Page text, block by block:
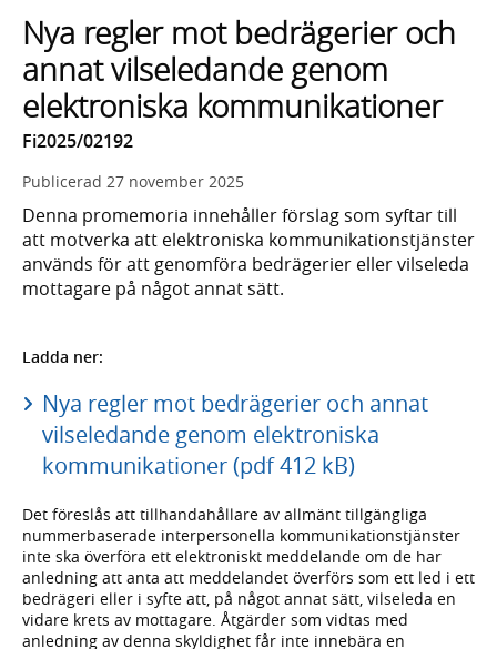
Nya regler mot bedrägerier och
annat vilseledande genom
elektroniska kommunikationer
Fi2025/02192
Publicerad 27 november 2025
Denna promemoria innehåller förslag som syftar till
att motverka att elektroniska kommunikationstjänster
används för att genomföra bedrägerier eller vilseleda
mottagare på något annat sätt.
Ladda ner:
Nya regler mot bedrägerier och annat
vilseledande genom elektroniska
kommunikationer (pdf 412 kB)
Det föreslås att tillhandahållare av allmänt tillgängliga
nummerbaserade interpersonella kommunikationstjänster
inte ska överföra ett elektroniskt meddelande om de har
anledning att anta att meddelandet överförs som ett led i ett
bedrägeri eller i syfte att, på något annat sätt, vilseleda en
vidare krets av mottagare. Åtgärder som vidtas med
anledning av denna skyldighet får inte innebära en